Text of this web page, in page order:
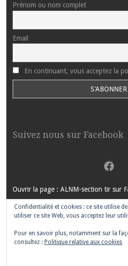
Prénom ou nom complet
Email
En continuant, vous acceptez la
Suivez nous sur Facebook
Ouvrir la page : ALNM-section tir sur
FIÈREMENT PROPULSÉ PAR WORDPRESS |
Confidentialité et cookies : ce site utilise
utiliser ce site Web, vous acceptez leur
Pour en savoir plus, notamment sur la
consultez : Politique relative aux cookies